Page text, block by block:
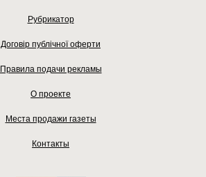
Рубрикатор
Договір публічної оферти
Правила подачи рекламы
О проекте
Места продажи газеты
Контакты